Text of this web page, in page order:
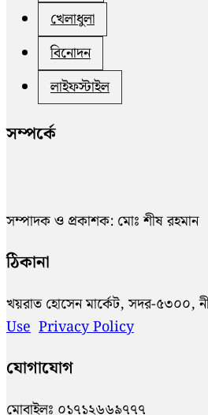
খেলাধুলা
বিনোদন
লাইফস্টাইল
সম্পর্কে
সম্পাদক ও প্রকাশক: মোঃ শীষ রহমান
ঠিকানা
খয়রাত হোসেন মার্কেট, সদর-৫৩০০,
Use Privacy Policy
যোগাযোগ
মোবাইলঃ